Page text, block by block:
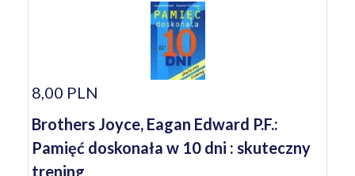
8,00 PLN
Brothers Joyce, Eagan Edward P.F.:
Pamięć doskonała w 10 dni : skuteczny
trening